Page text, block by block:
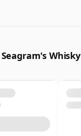
Whisky